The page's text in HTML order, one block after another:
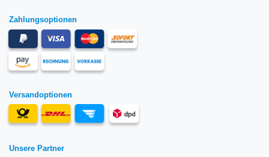
Zahlungsoptionen
Versandoptionen
Unsere Partner